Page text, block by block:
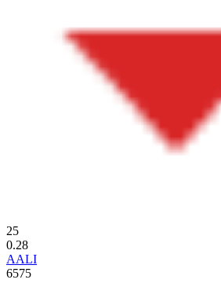
25
0.28
AALI
6575